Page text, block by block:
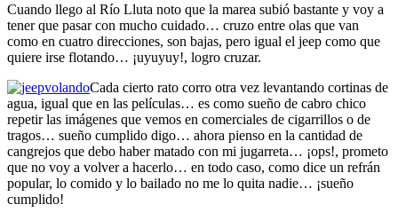
Cuando llego al Río Lluta noto que la marea subió bastante y voy a
tener que pasar con mucho cuidado… cruzo entre olas que van
como en cuatro direcciones, son bajas, pero igual el jeep como que
quiere irse flotando… ¡uyuyuy!, logro cruzar.
Cada cierto rato corro otra vez levantando cortinas de
agua, igual que en las películas… es como sueño de cabro chico
repetir las imágenes que vemos en comerciales de cigarrillos o de
tragos… sueño cumplido digo… ahora pienso en la cantidad de
cangrejos que debo haber matado con mi jugarreta… ¡ops!, prometo
que no voy a volver a hacerlo… en todo caso, como dice un refrán
popular, lo comido y lo bailado no me lo quita nadie… ¡sueño
cumplido!